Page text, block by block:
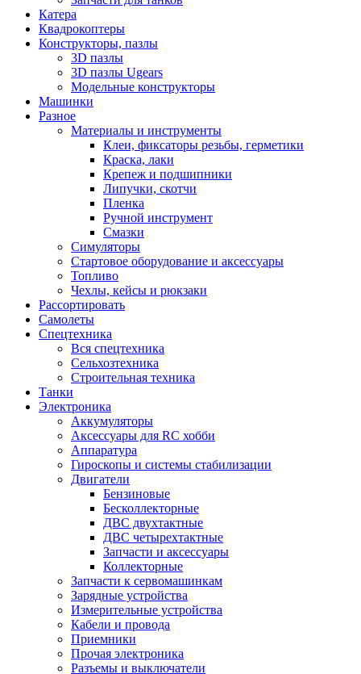
Катера
Квадрокоптеры
Конструкторы, пазлы
3D пазлы
3D пазлы Ugears
Модельные конструкторы
Машинки
Разное
Материалы и инструменты
Клеи, фиксаторы резьбы, герметики
Краска, лаки
Крепеж и подшипники
Липучки, скотчи
Пленка
Ручной инструмент
Смазки
Симуляторы
Стартовое оборудование и аксессуары
Топливо
Чехлы, кейсы и рюкзаки
Рассортировать
Самолеты
Спецтехника
Вся спецтехника
Сельхозтехника
Строительная техника
Танки
Электроника
Аккумуляторы
Аксессуары для RC хобби
Аппаратура
Гироскопы и системы стабилизации
Двигатели
Бензиновые
Бесколлекторные
ДВС двухтактные
ДВС четырехтактные
Запчасти и аксессуары
Коллекторные
Запчасти к сервомашинкам
Зарядные устройства
Измерительные устройства
Кабели и провода
Приемники
Прочая электроника
Разъемы и выключатели